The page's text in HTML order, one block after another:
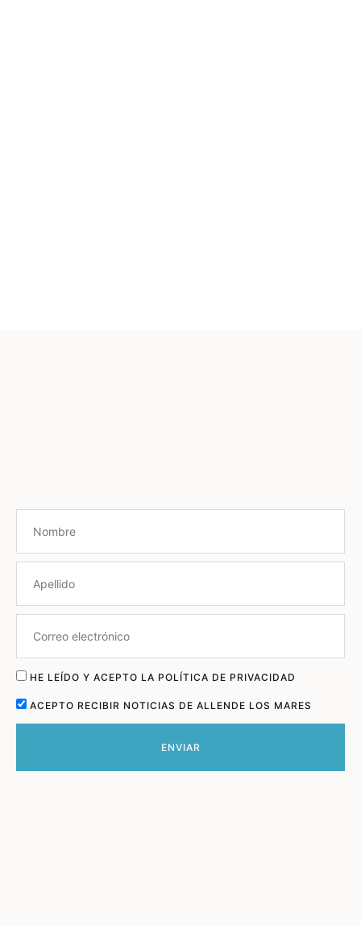
HE LEÍDO Y ACEPTO LA POLÍTICA DE PRIVACIDAD
ACEPTO RECIBIR NOTICIAS DE ALLENDE LOS MARES
ENVIAR